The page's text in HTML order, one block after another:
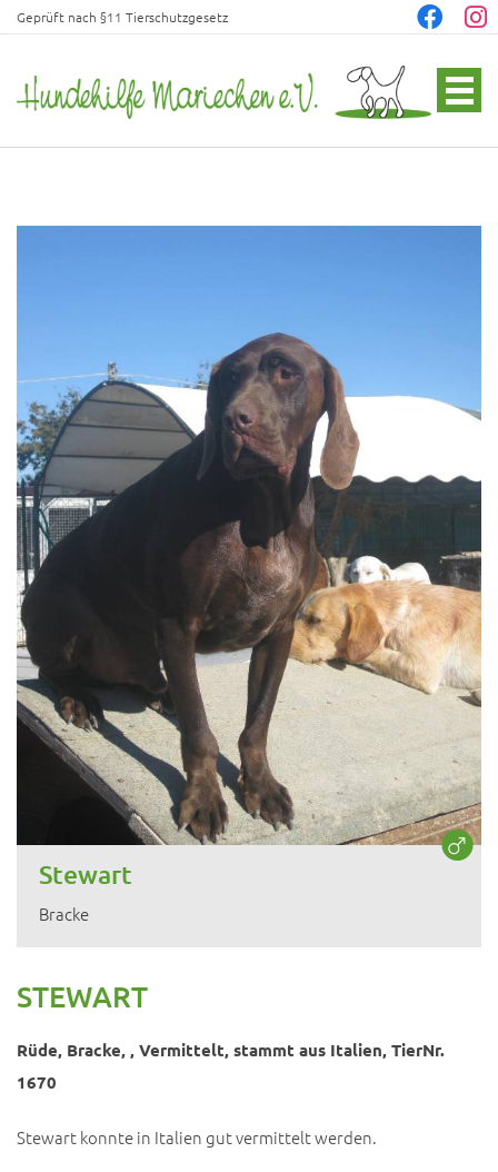
Geprüft nach §11 Tierschutzgesetz
Stewart
Bracke
STEWART
Rüde, Bracke, , Vermittelt, stammt aus Italien, TierNr.
1670
Stewart konnte in Italien gut vermittelt werden.